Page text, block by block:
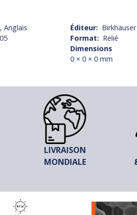
Anglais
Éditeur
Format
Relié
Dimensions
0 × 0 × 0 mm
LIVRAISON
MONDIALE